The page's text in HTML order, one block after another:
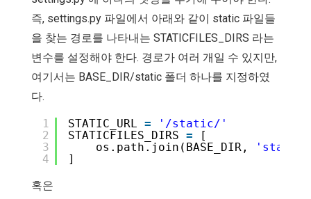
즉, settings.py 파일에서 아래와 같이 static 파일들
을 찾는 경로를 나타내는 STATICFILES_DIRS 라는
변수를 설정해야 한다. 경로가 여러 개일 수 있지만,
여기서는 BASE_DIR/static 폴더 하나를 지정하였
다.
1
2
3
4
STATIC_URL =
'/static/'
STATICFILES_DIRS =
[
os.path.join(BASE_DIR,
'static'
]
혹은